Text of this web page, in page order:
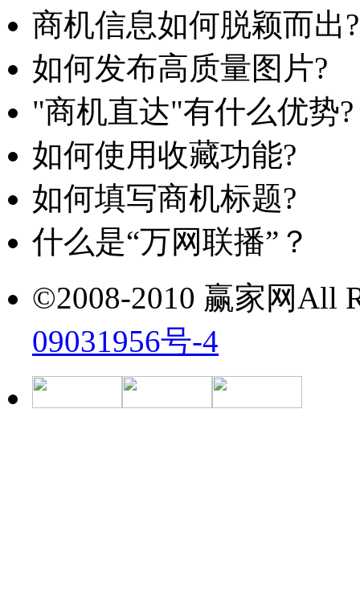
商机信息如何脱颖而出?
如何发布高质量图片?
"商机直达"有什么优势?
如何使用收藏功能?
如何填写商机标题?
什么是“万网联播”？
©2008-2010 赢家网All
09031956号-4